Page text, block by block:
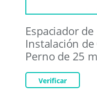
Espaciador
Instalación
Perno de 25
Verificar